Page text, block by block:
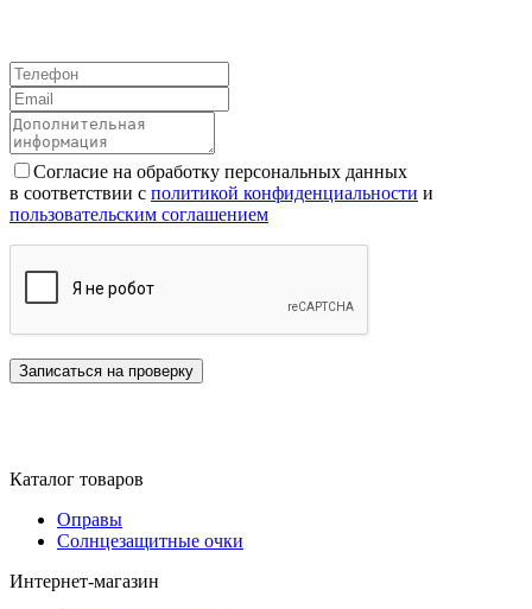
Согласие на обработку персональных данных
в соответствии с политикой конфиденциальности и
пользовательским соглашением
Каталог товаров
Оправы
Солнцезащитные очки
Интернет-магазин